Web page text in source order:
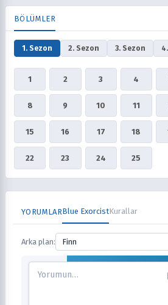
diğer şeytan kovucu adaylarıyla birlikte
BÖLÜMLER
1. Sezon 2. Sezon 3. Sezon
1 2 3 4
8 9 10 11
15 16 17 18
22 23 24 25
YORUMLARBlue ExorcistKurallar
Arka plan: Finn